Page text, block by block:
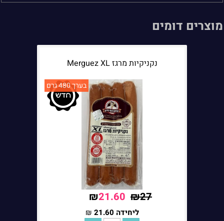
מוצרים דומים
נקניקיות מרגז Merguez XL
בערך 480 גרם
₪27
₪21.60
ליחידה 21.60
₪